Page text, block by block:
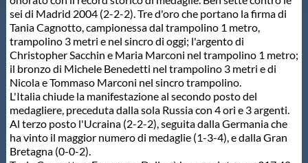
Privacy
Cookie Policy
Archivio News
Flash News
sei di Madrid 2004 (2-2-2). Tre d'oro che portano la firma di
Tania Cagnotto, campionessa dal trampolino 1 metro,
trampolino 3 metri e nel sincro di oggi; l'argento di
Christopher Sacchin e Maria Marconi nel trampolino 1 metro;
il bronzo di Michele Benedetti nel trampolino 3 metri e di
Nicola e Tommaso Marconi nel sincro trampolino.
L'Italia chiude la manifestazione al secondo posto del
medagliere, preceduta dalla sola Russia con 4 ori e 3 argenti.
Al terzo posto l'Ucraina (2-2-2), seguita dalla Germania che
ha vinto il maggior numero di medaglie (1-3-4), e dalla Gran
Bretagna (0-0-2).